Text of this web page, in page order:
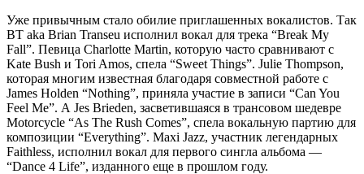
Уже привычным стало обилие приглашенных вокалистов. Так
BT aka Brian Transeu исполнил вокал для трека “Break My
Fall”. Певица Charlotte Martin, которую часто сравнивают с
Kate Bush и Tori Amos, спела “Sweet Things”. Julie Thompson,
которая многим известная благодаря совместной работе с
James Holden “Nothing”, приняла участие в записи “Can You
Feel Me”. А Jes Brieden, засветившаяся в трансовом шедевре
Motorcycle “As The Rush Comes”, спела вокальную партию для
композиции “Everything”. Maxi Jazz, участник легендарных
Faithless, исполнил вокал для первого сингла альбома —
“Dance 4 Life”, изданного еще в прошлом году.